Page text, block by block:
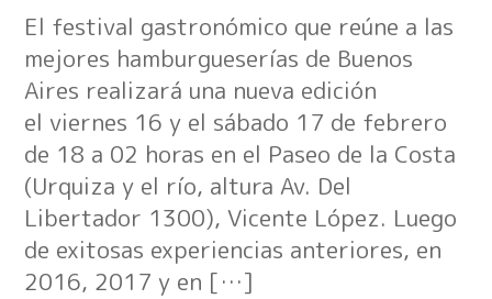
El festival gastronómico que reúne a las
mejores hamburgueserías de Buenos
Aires realizará una nueva edición
el viernes 16 y el sábado 17 de febrero
de 18 a 02 horas en el Paseo de la Costa
(Urquiza y el río, altura Av. Del
Libertador 1300), Vicente López. Luego
de exitosas experiencias anteriores, en
2016, 2017 y en […]